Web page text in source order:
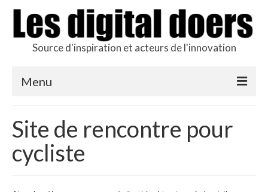
Source d'inspiration et acteurs de l'innovation
Menu
L’hôte
Production
Site de rencontre pour
cycliste